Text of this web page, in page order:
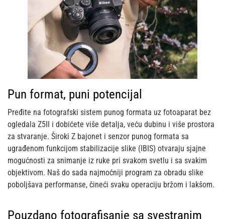
Pun format, puni potencijal
Pređite na fotografski sistem punog formata uz fotoaparat bez
ogledala Z5II i dobićete više detalja, veću dubinu i više prostora
za stvaranje. Široki Z bajonet i senzor punog formata sa
ugrađenom funkcijom stabilizacije slike (IBIS) otvaraju sjajne
mogućnosti za snimanje iz ruke pri svakom svetlu i sa svakim
objektivom. Naš do sada najmoćniji program za obradu slike
poboljšava performanse, čineći svaku operaciju bržom i lakšom.
Pouzdano fotografisanje sa svestranim